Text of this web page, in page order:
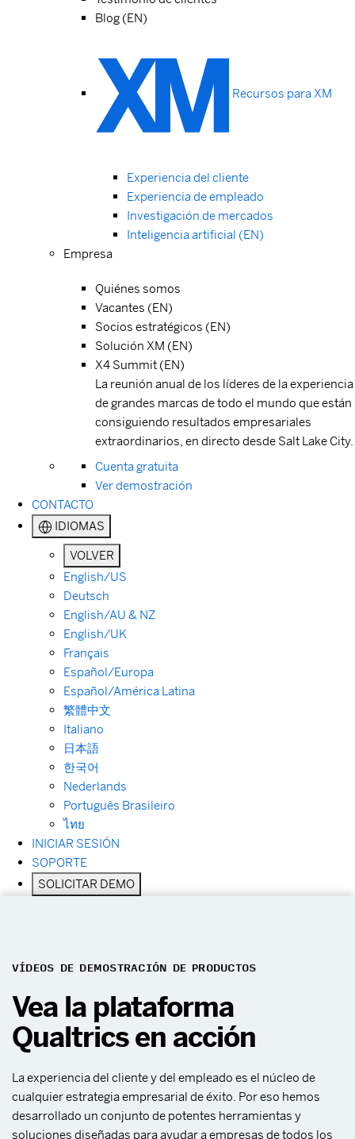
Blog (EN)
Recursos para XM
Experiencia del cliente
Experiencia de empleado
Investigación de mercados
Inteligencia artificial (EN)
Empresa
Quiénes somos
Vacantes (EN)
Socios estratégicos (EN)
Solución XM (EN)
X4 Summit (EN)
La reunión anual de los líderes de la experiencia
de grandes marcas de todo el mundo que están
consiguiendo resultados empresariales
extraordinarios, en directo desde Salt Lake City.
Cuenta gratuita
Ver demostración
CONTACTO
IDIOMAS
VOLVER
English/US
Deutsch
English/AU & NZ
English/UK
Français
Español/Europa
Español/América Latina
繁體中文
Italiano
日本語
한국어
Nederlands
Português Brasileiro
ไทย
INICIAR SESIÓN
SOPORTE
SOLICITAR DEMO
VÍDEOS DE DEMOSTRACIÓN DE PRODUCTOS
Vea la plataforma
Qualtrics en acción
La experiencia del cliente y del empleado es el núcleo de
cualquier estrategia empresarial de éxito. Por eso hemos
desarrollado un conjunto de potentes herramientas y
soluciones diseñadas para ayudar a empresas de todos los